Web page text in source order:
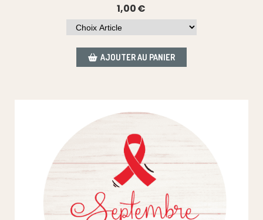
1,00€
AJOUTER AU PANIER